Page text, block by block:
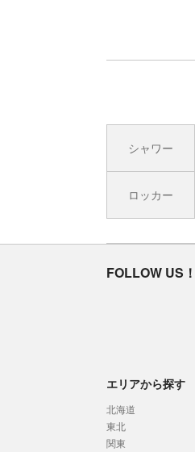
シャワー
ロッカー
FOLLOW US！
エリアから探す
北海道
東北
関東